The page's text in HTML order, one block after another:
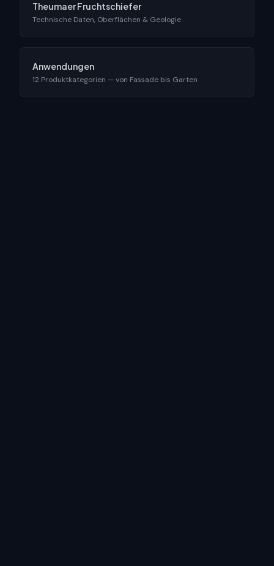
Theumaer Fruchtschiefer
Technische Daten, Oberflächen & Geologie
Anwendungen
12 Produktkategorien — von Fassade bis Garten